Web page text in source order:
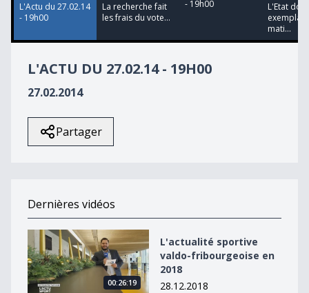
L'Actu du 27.02.14
- 19h00
La recherche fait
les frais du vote...
- 19h00
L'Etat doit
mati...
L'ACTU DU 27.02.14 - 19H00
27.02.2014
Partager
Dernières vidéos
L&#039;actualité sportive valdo-fribourgeoise en 2018
00:26:19
L'actualité sportive
valdo-fribourgeoise en
2018
28.12.2018